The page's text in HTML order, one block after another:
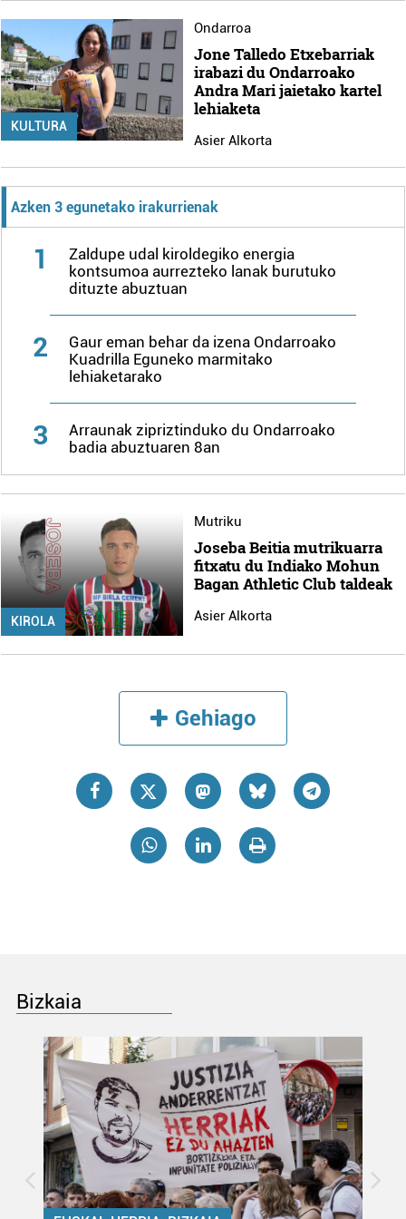
KULTURA
Ondarroa
Jone Talledo Etxebarriak
irabazi du Ondarroako
Andra Mari jaietako kartel
lehiaketa
Asier Alkorta
Azken 3 egunetako irakurrienak
1
Zaldupe udal kiroldegiko energia
kontsumoa aurrezteko lanak burutuko
dituzte abuztuan
2
Gaur eman behar da izena Ondarroako
Kuadrilla Eguneko marmitako
lehiaketarako
3
Arraunak zipriztinduko du Ondarroako
badia abuztuaren 8an
KIROLA
Mutriku
Joseba Beitia mutrikuarra
fitxatu du Indiako Mohun
Bagan Athletic Club taldeak
Asier Alkorta
Gehiago
Bizkaia